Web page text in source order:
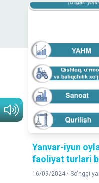
Yanvar-iyun
faoliyat turlari
16/09/2024 • So'nggi